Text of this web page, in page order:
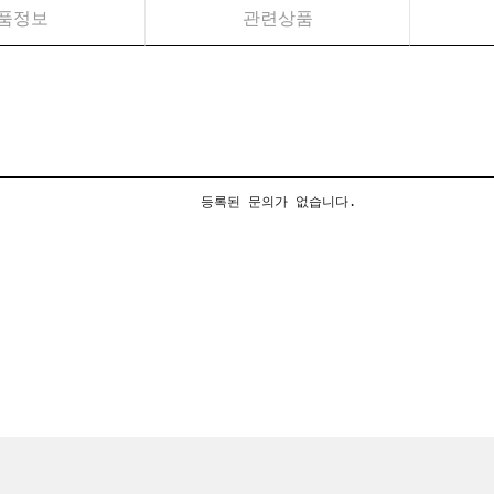
정보 관련상품
등록된 문의가 없습니다.